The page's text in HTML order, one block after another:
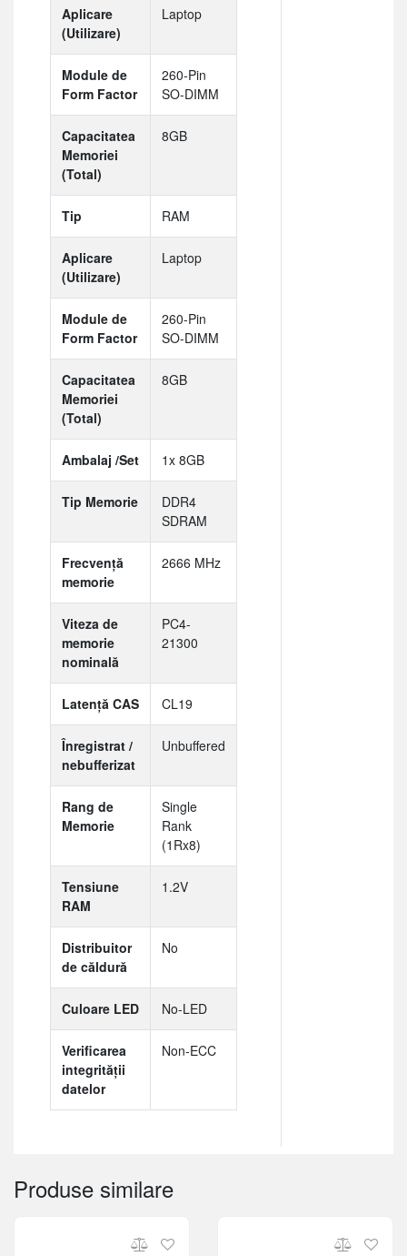
Aplicare
(Utilizare)
Laptop
Module de
Form Factor
260-Pin
SO-DIMM
Capacitatea
Memoriei
(Total)
8GB
Tip RAM
Aplicare
(Utilizare)
Laptop
Module de
Form Factor
260-Pin
SO-DIMM
Capacitatea
Memoriei
(Total)
8GB
Ambalaj /Set 1x 8GB
Tip Memorie
DDR4
SDRAM
Frecvență
memorie
2666 MHz
Viteza de
memorie
nominală
PC4-
21300
Latență CAS CL19
Înregistrat /
nebufferizat
Unbuffered
Rang de
Memorie
Single
Rank
(1Rx8)
Tensiune
RAM
1.2V
Distribuitor
de căldură
No
Culoare LED No-LED
Verificarea
integrității
datelor
Non-ECC
Produse similare